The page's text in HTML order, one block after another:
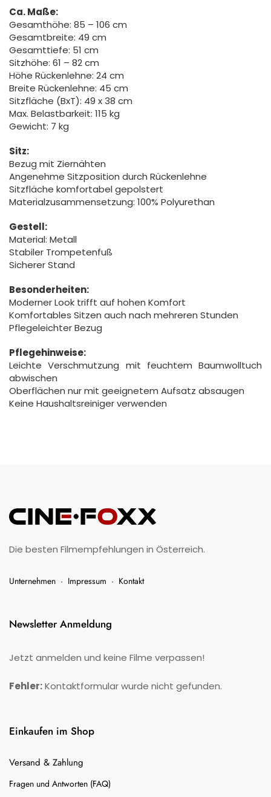
Ca. Maße:
Gesamthöhe: 85 – 106 cm
Gesamtbreite: 49 cm
Gesamttiefe: 51 cm
Sitzhöhe: 61 – 82 cm
Höhe Rückenlehne: 24 cm
Breite Rückenlehne: 45 cm
Sitzfläche (BxT): 49 x 38 cm
Max. Belastbarkeit: 115 kg
Gewicht: 7 kg
Sitz:
Bezug mit Ziernähten
Angenehme Sitzposition durch Rückenlehne
Sitzfläche komfortabel gepolstert
Materialzusammensetzung: 100% Polyurethan
Gestell:
Material: Metall
Stabiler Trompetenfuß
Sicherer Stand
Besonderheiten:
Moderner Look trifft auf hohen Komfort
Komfortables Sitzen auch nach mehreren Stunden
Pflegeleichter Bezug
Pflegehinweise:
Leichte Verschmutzung mit feuchtem Baumwolltuch
abwischen
Oberflächen nur mit geeignetem Aufsatz absaugen
Keine Haushaltsreiniger verwenden
Die besten Filmempfehlungen in Österreich.
Unternehmen · Impressum · Kontakt
Newsletter Anmeldung
Jetzt anmelden und keine Filme verpassen!
Fehler:Kontaktformular wurde nicht gefunden.
Einkaufen im Shop
Versand & Zahlung
Fragen und Antworten (FAQ)